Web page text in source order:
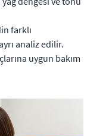
farklı
analiz edilir.
uygun bakım